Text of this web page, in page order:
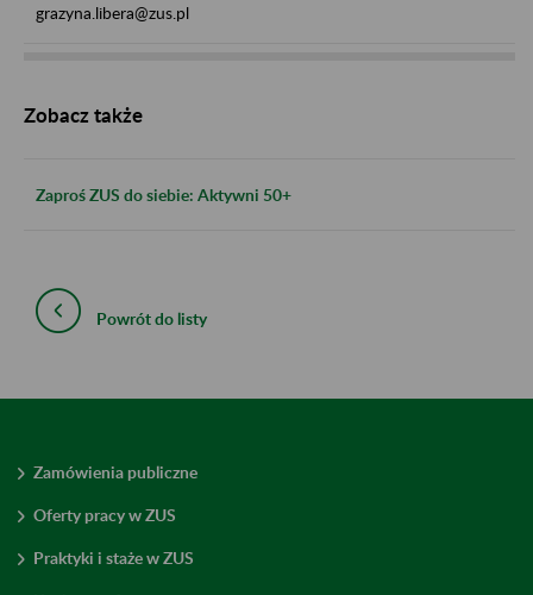
grazyna.libera@zus.pl
Zobacz także
Zaproś ZUS do siebie: Aktywni 50+
Powrót do listy
Zamówienia publiczne
Oferty pracy w ZUS
Praktyki i staże w ZUS